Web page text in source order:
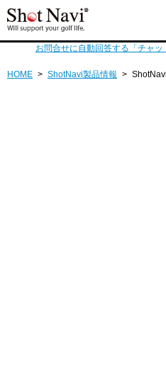
お問合せに自動回答する「チャ
HOME > ShotNavi製品情報 >